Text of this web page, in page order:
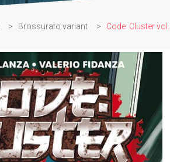
> Brossurato variant > Code: Cluster vol.